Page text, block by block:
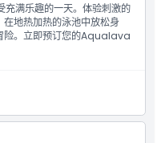
满乐趣的一天。体验刺激的
地热加热的泳池中放松身
险。立即预订您的Aqualava